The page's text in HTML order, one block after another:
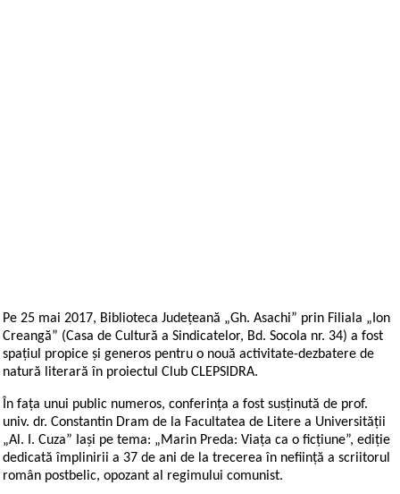
Pe 25 mai 2017, Biblioteca Județeană „Gh. Asachi” prin Filiala „Ion
Creangă” (Casa de Cultură a Sindicatelor, Bd. Socola nr. 34) a fost
spațiul propice și generos pentru o nouă activitate-dezbatere de
natură literară în proiectul Club CLEPSIDRA.
În fața unui public numeros, conferința a fost susținută de prof.
univ. dr. Constantin Dram de la Facultatea de Litere a Universității
„Al. I. Cuza” Iași pe tema: „Marin Preda: Viața ca o ficțiune”, ediție
dedicată împlinirii a 37 de ani de la trecerea în neființă a scriitorul
român postbelic, opozant al regimului comunist.